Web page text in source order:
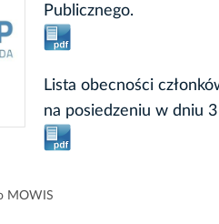
Publicznego.
Lista obecności
na posiedzeniu w dniu
MOWIS